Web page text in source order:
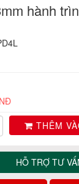
hành
THÊM
HỖ TRỢ TƯ